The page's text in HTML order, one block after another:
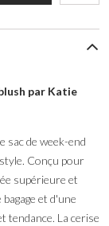
par Katie
sac de week-end
Conçu pour
supérieure et
et d'une
tendance. La cerise